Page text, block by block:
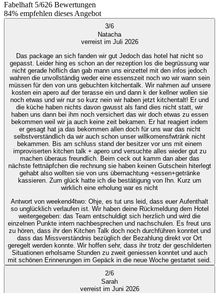
Fabelhaft 5/626 Bewertungen
84% empfehlen dieses Angebot
3/6
Natacha
verreist im Juli 2026
Das package an sich fanden wir gut Jedoch das hotel hat nicht so
gepasst. Leider hing es schon an der rezeption los die begrüssung war
nicht gerade höflich dan gab mann uns einzettel mit den infos jedoch
wahren die unvollständig weder eine essenszeit noch wo wir wann sein
müssen für den von uns gebuchten kitchentalk. Wir nahmen auf unsere
kosten ein apero auf der terasse ein und dann k der kellner wollen sie
noch etwas und wir nur so kurz nein wir haben jetzt kitchentalt! Er und
die küche haben nichts davon gwusst als fand dies nicht statt, wir
haben uns dann bei ihm noch versichert das wir doch etwas zu essen
bekommen weil wir ja auch keine zeit bekamen. Er hat reagiert indem
er gesagt hat ja das bekommen allen doch für uns war das nicht
selbstverständlich da wir auch schon unser willkomensfwtränk nicht
bekammen. Bis am schluss stand der besitzer vor uns mit einem
improviserten kitchen talk + apero und versuchte alles wieder gut zu
machen überaus freundlich. Beim ceck out kamm dan aber das
nächste fettnäpfchen die rechnung sie haben keinen Gutschein hiterlegt
gehabt also wollten sie von uns übernachtung +essen+getränke
kassieren. Zum glück hatte ich die bestätigung von Ihn. Kurz um
wirklich eine erholung war es nicht
Antwort von weekend4two: Ohje, es tut uns leid, dass euer Aufenthalt
so unglücklich verlaufen ist. Wir haben deine Rückmeldung dem Hotel
weitergegeben: das Team entschuldigt sich herzlich und wird die
einzelnen Punkte intern nachbesprechen und nachschulen. Es freut uns
zu hören, dass ihr den Kitchen Talk doch noch durchführen konntet und
dass das Missverständnis bezüglich der Bezahlung direkt vor Ort
geregelt werden konnte. Wir hoffen sehr, dass ihr trotz der geschilderten
Situationen erholsame Stunden zu zweit geniessen konntet und auch
mit schönen Erinnerungen im Gepäck in die neue Woche gestartet seid.
2/6
Sarah
verreist im Juni 2026